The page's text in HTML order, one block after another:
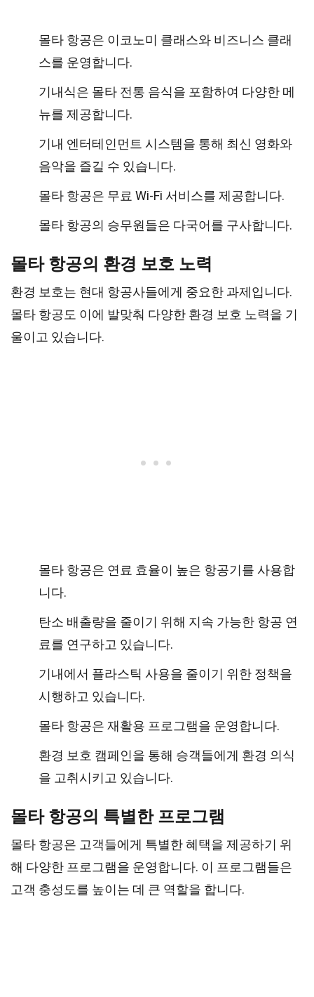
몰타 항공은 이코노미 클래스와 비즈니스 클래
스를 운영합니다.
기내식은 몰타 전통 음식을 포함하여 다양한 메
뉴를 제공합니다.
기내 엔터테인먼트 시스템을 통해 최신 영화와
음악을 즐길 수 있습니다.
몰타 항공은 무료 Wi-Fi 서비스를 제공합니다.
몰타 항공의 승무원들은 다국어를 구사합니다.
몰타 항공의 환경 보호 노력
환경 보호는 현대 항공사들에게 중요한 과제입니다.
몰타 항공도 이에 발맞춰 다양한 환경 보호 노력을 기
울이고 있습니다.
몰타 항공은 연료 효율이 높은 항공기를 사용합
니다.
탄소 배출량을 줄이기 위해 지속 가능한 항공 연
료를 연구하고 있습니다.
기내에서 플라스틱 사용을 줄이기 위한 정책을
시행하고 있습니다.
몰타 항공은 재활용 프로그램을 운영합니다.
환경 보호 캠페인을 통해 승객들에게 환경 의식
을 고취시키고 있습니다.
몰타 항공의 특별한 프로그램
몰타 항공은 고객들에게 특별한 혜택을 제공하기 위
해 다양한 프로그램을 운영합니다. 이 프로그램들은
고객 충성도를 높이는 데 큰 역할을 합니다.